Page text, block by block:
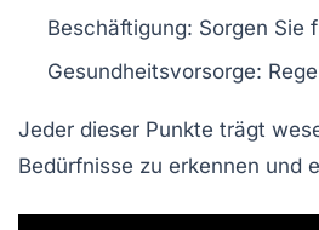
Beschäftigung: Sorgen Sie
Gesundheitsvorsorge:
Jeder dieser Punkte trägt
Bedürfnisse zu erkennen und